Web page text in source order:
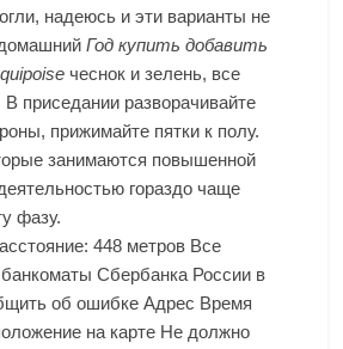
надеюсь и эти варианты не
Год купить добавить
чеснок и зелень, все
приседании разворачивайте
прижимайте пятки к полу.
занимаются повышенной
гораздо чаще
фазу.
448 метров Все
Сбербанка России в
об ошибке Адрес Время
на карте Не должно